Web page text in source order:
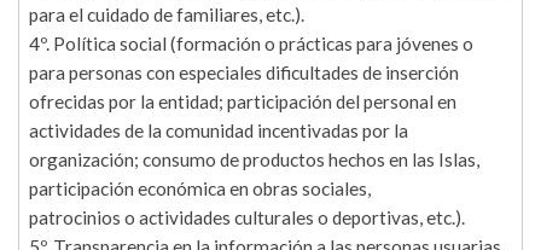
para el cuidado de familiares, etc.).
4º. Política social (formación o prácticas para jóvenes o
para personas con especiales dificultades de inserción
ofrecidas por la entidad; participación del personal en
actividades de la comunidad incentivadas por la
organización; consumo de productos hechos en las Islas,
participación económica en obras sociales,
patrocinios o actividades culturales o deportivas, etc.).